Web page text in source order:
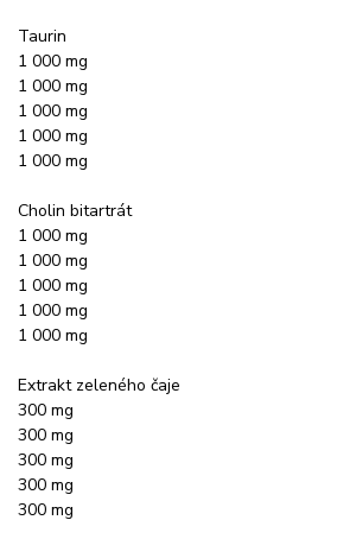
Taurin
1 000 mg
1 000 mg
1 000 mg
1 000 mg
1 000 mg
Cholin bitartrát
1 000 mg
1 000 mg
1 000 mg
1 000 mg
1 000 mg
Extrakt zeleného čaje
300 mg
300 mg
300 mg
300 mg
300 mg